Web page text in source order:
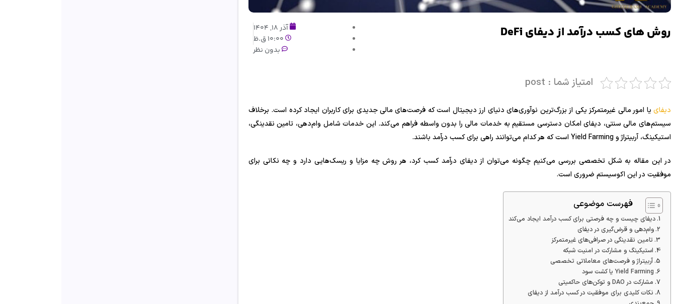
روش های کسب درآمد از دیفای DeFi
آذر 18, 1404
10:00 ق.ظ
بدون نظر
امتیاز شما : post
دیفای یا امور مالی غیرمتمرکز یکی از بزرگ‌ترین نوآوری‌های دنیای ارز دیجیتال است که فرصت‌های مالی جدیدی برای کاربران ایجاد کرده است. برخلاف
سیستم‌های مالی سنتی، دیفای امکان دسترسی مستقیم به خدمات مالی را بدون واسطه فراهم می‌کند. این خدمات شامل وام‌دهی، تامین نقدینگی،
استیکینگ، آربیتراژ و Yield Farming است که هر کدام می‌توانند راهی برای کسب درآمد باشند.
در این مقاله به شکل تخصصی بررسی می‌کنیم چگونه می‌توان از دیفای درآمد کسب کرد، هر روش چه مزایا و ریسک‌هایی دارد و چه نکاتی برای
موفقیت در این اکوسیستم ضروری است.
فهرست موضوعی
دیفای چیست و چه فرصتی برای کسب درآمد ایجاد می‌کند
وام‌دهی و قرض‌گیری در دیفای
تامین نقدینگی در صرافی‌های غیرمتمرکز
استیکینگ و مشارکت در امنیت شبکه
آربیتراژ و فرصت‌های معاملاتی تخصصی
Yield Farming یا کشت سود
مشارکت در DAO و توکن‌های حاکمیتی
نکات کلیدی برای موفقیت در کسب درآمد از دیفای